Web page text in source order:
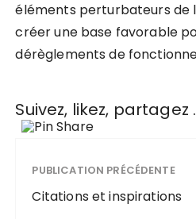
éléments perturbateurs de
créer une base favorable
dérèglements de
Suivez, likez, partagez
PUBLICATION PRÉCÉDENTE
Citations et inspirations